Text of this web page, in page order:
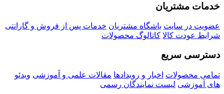
خدمات مشتریان
عضویت در سایت باشگاه مشتریان خدمات پس از فروش و گارانتی
شرایط عودت کالا کاتالوگ محصولات
دسترسی سریع
تمامی محصولات اخبار و رویدادها مقالات علمی و آموزشی ویدئو
های آموزشی لیست نمایندگان رسمی